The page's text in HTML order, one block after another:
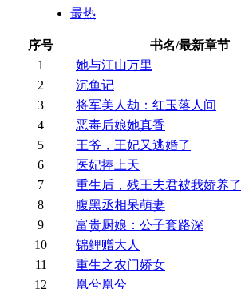
最热
序号 书名/最新章节
1
她与江山万里
2
沉鱼记
3
将军美人劫：红玉落人间
4
恶毒后娘她真香
5
王爷，王妃又逃婚了
6
医妃捧上天
7
重生后，残王夫君被我娇养了
8
腹黑丞相呆萌妻
9
富贵厨娘：公子套路深
10
锦鲤赠大人
11
重生之农门娇女
12
凰兮凰兮